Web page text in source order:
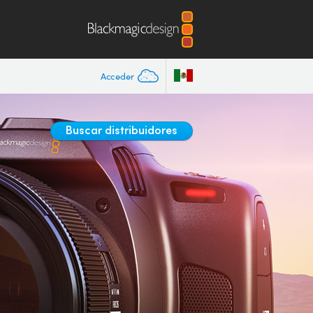
Acceder
Buscar distribuidores